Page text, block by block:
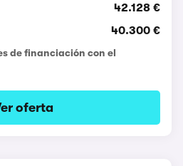
42.128 €
40.300 €
de financiación con el
oferta